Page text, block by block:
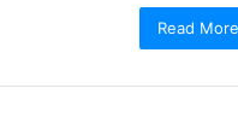
Read